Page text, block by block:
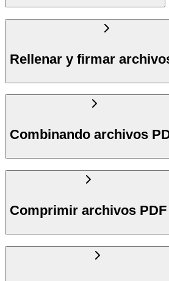
Rellenar y firmar
Combinando archivos
Comprimir archivos PDF